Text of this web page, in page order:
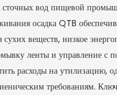
сточных вод пищевой
осадка QTB
сухих веществ, низкое
ленты и управление
расходы на утилизацию,
требованиям.